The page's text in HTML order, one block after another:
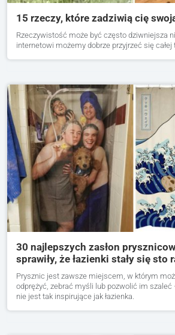
15 rzeczy, które zadziwią cię
Rzeczywistość może być często dziwniejsza
internetowi możemy dobrze przyjrzeć się całej
30 najlepszych zasłon
sprawiły, że łazienki stały się sto
Prysznic jest zawsze miejscem, w którym
odprężyć, zebrać myśli lub pozwolić im
nie jest tak inspirujące jak łazienka.